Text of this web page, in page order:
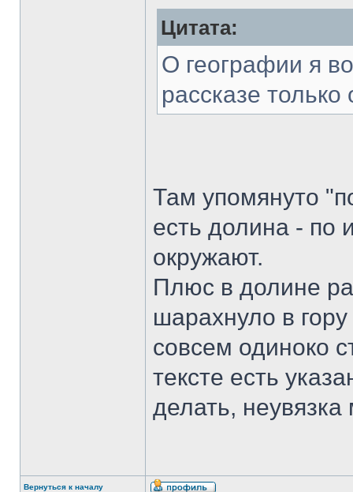
Цитата:
О географии я
рассказе
Там упомянуто
есть долина - по
окружают.
Плюс в долине
шарахнуло в
совсем одиноко
тексте есть
делать,
Вернуться к началу